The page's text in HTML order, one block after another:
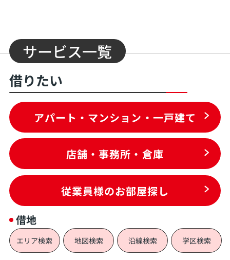
サービス一覧
借りたい
アパート・マンション・一戸建て
店舗・事務所・倉庫
従業員様のお部屋探し
借地
エリア検索 地図検索 沿線検索 学区検索